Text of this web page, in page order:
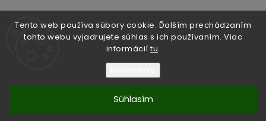
Tento web používa súbory cookie. Ďalším prechádzaním
tohto webu vyjadrujete súhlas s ich používaním. Viac
informácií tu.
Súhlasím